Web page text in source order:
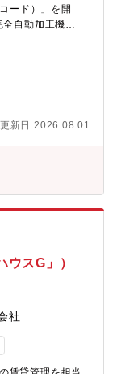
ード）」を開
自動加工機
動や販促支援業
ューション（AI
・海外）■展示会
トナーや代理店
と連携）■製品紹
という製造業の
と共同で開発した
開始し、AI×装
ドを含む海外市
IPO（上場）を
休日140日、残業
【 プロダクト概
現場において、
作業をAIで3分に
年
博 総務大臣賞」
更新日 2026.08.01
スG」）
社